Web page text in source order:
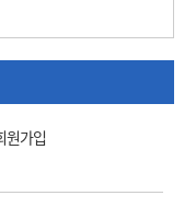
원가입